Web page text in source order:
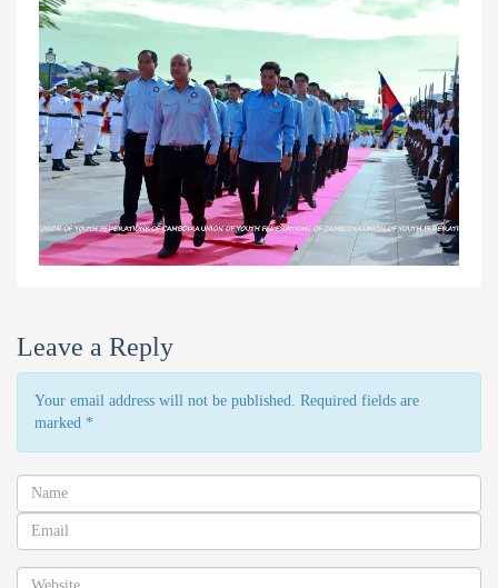
Leave a Reply
Your email address will not be published. Required fields are
marked *